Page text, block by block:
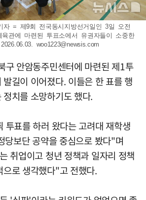
자 = 제9회 전국동시지방선거일인 3일 오전
관에 마련된 투표소에서 유권자들이 소중한
woo1223@newsis.com
구 안암동주민센터에 마련된 제1투
길이 이어졌다. 이들은 한 표를 행
치를 소망하기도 했다.
투표를 하러 왔다는 고려대 재학생
보단 공약을 중심으로 봤다"며
취업이고 청년 정책과 일자리 정책
으로 생각했다"고 전했다.